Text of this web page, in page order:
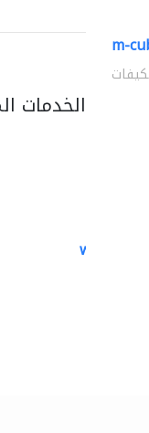
الخدمات
white
m-